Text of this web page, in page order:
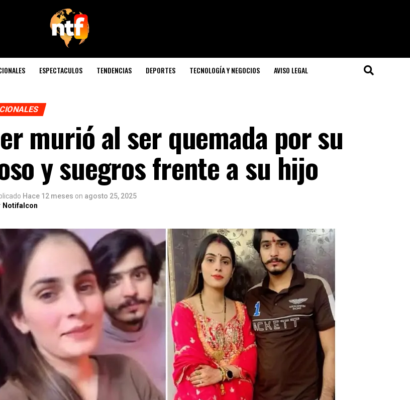
ESPECTACULOS TENDENCIAS DEPORTES TECNOLOGÍA Y NEGOCIOS AVISO LEGAL
murió al ser quemada por su
y suegros frente a su hijo
Hace 12 meses on agosto 25, 2025
Notifalcon